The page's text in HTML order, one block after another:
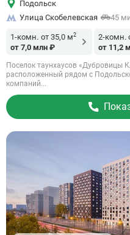
Подольск
Улица Скобелевская
45
1-комн. от 35,0 м2
от 7,0 млн ₽
2-комн.
от 11,2
Поселок таунхаусов «Дубровицы
расположенный рядом с
компаний...